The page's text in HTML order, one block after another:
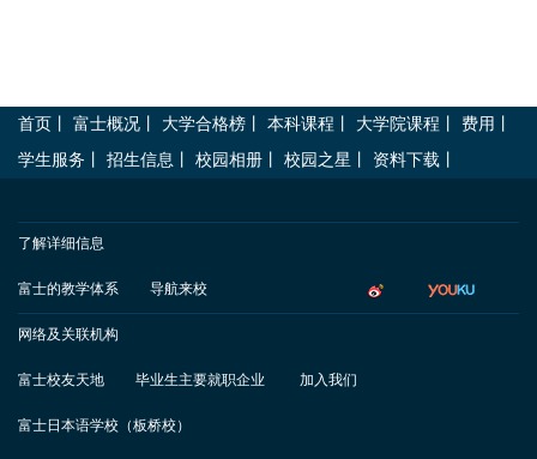
首页 富士概况 大学合格榜 本科课程 大学院课程 费用
学生服务
招生信息 校园相册 校园之星 资料下载
了解详细信息
富士的教学体系 导航来校
网络及关联机构
富士校友天地 毕业生主要就职企业 加入我们
富士日本语学校（板桥校）